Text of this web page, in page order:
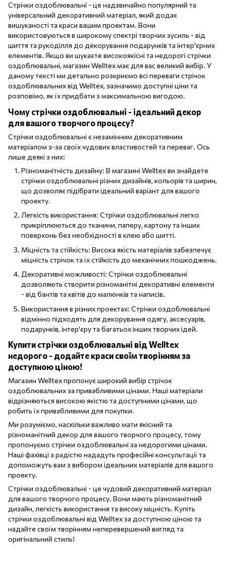
Стрічки оздоблювальні - це надзвичайно популярний та
універсальний декоративний матеріал, який додає
вишуканості та краси вашим проектам. Вони
використовуються в широкому спектрі творчих зусиль - від
шиття та рукоділля до декорування подарунків та інтер'єрних
елементів. Якщо ви шукаєте високоякісні та недорогі стрічки
оздоблювальні, магазин Welltex має для вас великий вибір. У
даному тексті ми детально розкриємо всі переваги стрічок
оздоблювальних від Welltex, зазначимо доступні ціни та
розповімо, як їх придбати з максимальною вигодою.
Чому стрічки оздоблювальні - ідеальний декор
для вашого творчого процесу?
Стрічки оздоблювальні є незамінним декоративним
матеріалом з-за своїх чудових властивостей та переваг. Ось
лише деякі з них:
Різноманітність дизайну: В магазині Welltex ви знайдете
стрічки оздоблювальні різних дизайнів, кольорів та ширин,
що дозволяє підібрати ідеальний варіант для вашого
проекту.
Легкість використання: Стрічки оздоблювальні легко
прикріплюються до тканини, паперу, картону та інших
поверхонь без необхідності в клею або шитті.
Міцність та стійкість: Висока якість матеріалів забезпечує
міцність стрічок та їх стійкість до механічних пошкоджень.
Декоративні можливості: Стрічки оздоблювальні
дозволяють створити різноманітні декоративні елементи
- від бантів та квітів до малюнків та написів.
Використання в різних проектах: Стрічки оздоблювальні
відмінно підходять для декорування одягу, аксесуарів,
подарунків, інтер'єру та багатьох інших творчих ідей.
Купити стрічки оздоблювальні від Welltex
недорого - додайте краси своїм творінням за
доступною ціною!
Магазин Welltex пропонує широкий вибір стрічок
оздоблювальних за привабливими цінами. Наші матеріали
відрізняються високою якістю та доступними цінами, що
робить їх привабливими для покупки.
Ми розуміємо, наскільки важливо мати якісний та
різноманітний декор для вашого творчого процесу, тому
пропонуємо стрічки оздоблювальні за недорогими цінами.
Наші фахівці з радістю нададуть професійні консультації та
допоможуть вам з вибором ідеальних матеріалів для вашого
проекту.
Стрічки оздоблювальні - це чудовий декоративний матеріал
для вашого творчого процесу. Вони мають різноманітний
дизайн, легкість використання та високу міцність. Купіть
стрічки оздоблювальні від Welltex за доступною ціною та
надайте своїм творінням неперевершений вигляд та
оригінальний стиль!